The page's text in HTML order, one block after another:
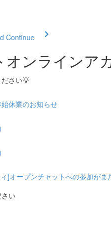
Continue
オンラインア
さい💡
休業のお知らせ
]オープンチャットへの参加がま
い